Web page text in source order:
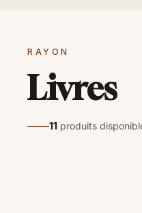
RAYON
Livres
11 produits